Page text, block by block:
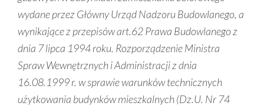
wydane przez Główny Urząd Nadzoru Budowlanego, a
wynikające z przepisów art.62 Prawa Budowlanego z
dnia 7 lipca 1994 roku. Rozporządzenie Ministra
Spraw Wewnętrznych i Administracji z dnia
16.08.1999 r. w sprawie warunków technicznych
użytkowania budynków mieszkalnych (Dz.U. Nr 74